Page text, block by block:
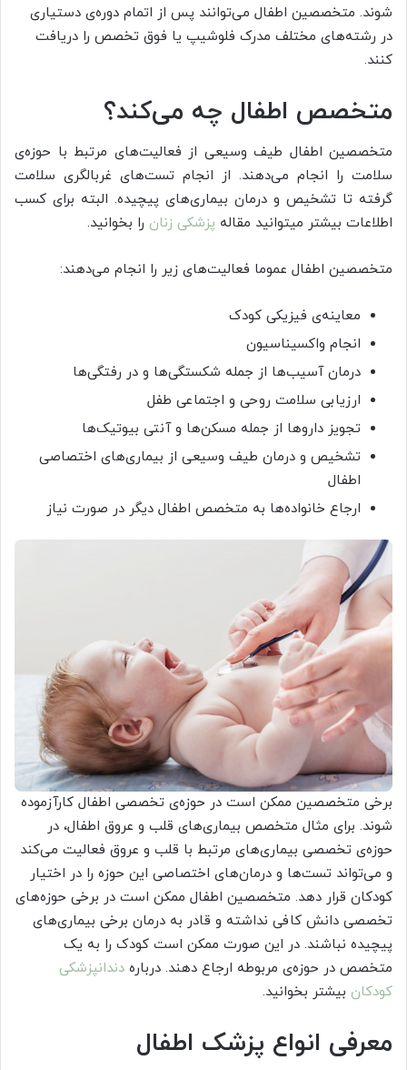
شوند. متخصصین اطفال می‌توانند پس از اتمام دوره‌ی دستیاری
در رشته‌های مختلف مدرک فلوشیپ یا فوق تخصص را دریافت
کنند.
متخصص اطفال چه می‌کند؟
متخصصین اطفال طیف وسیعی از فعالیت‌های مرتبط با حوزه‌ی
سلامت را انجام می‌دهند. از انجام تست‌های غربالگری سلامت
گرفته تا تشخیص و درمان بیماری‌های پیچیده. البته برای کسب
اطلاعات بیشتر میتوانید مقاله پزشکی زنان را بخوانید.
متخصصین اطفال عموما فعالیت‌های زیر را انجام می‌دهند:
معاینه‌ی فیزیکی کودک
انجام واکسیناسیون
درمان آسیب‌ها از جمله شکستگی‌ها و در رفتگی‌ها
ارزیابی سلامت روحی و اجتماعی طفل
تجویز داروها از جمله مسکن‌ها و آنتی بیوتیک‌ها
تشخیص و درمان طیف وسیعی از بیماری‌های اختصاصی
اطفال
ارجاع خانواده‌ها به متخصص اطفال دیگر در صورت نیاز
برخی متخصصین ممکن است در حوزه‌ی تخصصی اطفال کارآزموده
شوند. برای مثال متخصص بیماری‌های قلب و عروق اطفال، در
حوزه‌ی تخصصی بیماری‌های مرتبط با قلب و عروق فعالیت می‌کند
و می‌تواند تست‌ها و درمان‌های اختصاصی این حوزه را در اختیار
کودکان قرار دهد. متخصصین اطفال ممکن است در برخی حوزه‌های
تخصصی دانش کافی نداشته و قادر به درمان برخی بیماری‌های
پیچیده نباشند. در این صورت ممکن است کودک را به یک
متخصص در حوزه‌ی مربوطه ارجاع دهند. درباره دندانپزشکی
کودکان بیشتر بخوانید.
معرفی انواع پزشک اطفال